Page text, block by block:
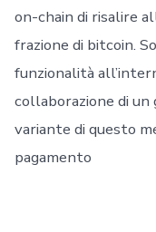
on-chain di risalire
frazione di bitcoin.
funzionalità
collaborazione di
variante di questo
pagamento